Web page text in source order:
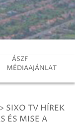
ÁSZF
MÉDIAAJÁNLAT
> SIXO TV HÍREK
ÉS MISE A